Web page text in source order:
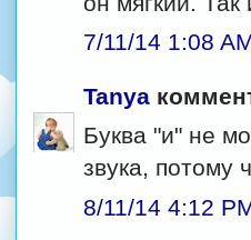
7/11/14 1:08
Tanya
Буква "и" не
звука, потому
8/11/14 4:12